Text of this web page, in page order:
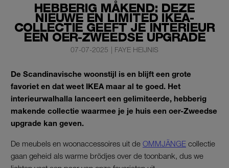
HEBBERIG MÅKEND: DEZE
NIEUWE EN LIMITED IKEA-
COLLECTIE GEEFT JE INTERIEUR
EEN OER-ZWEEDSE UPGRADE
07-07-2025 | FAYE HEIJNIS
De Scandinavische woonstijl is en blijft een grote
favoriet en dat weet IKEA maar al te goed. Het
interieurwalhalla lanceert een gelimiteerde, hebberig
makende collectie waarmee je je huis een oer-Zweedse
upgrade kan geven.
De meubels en woonaccessoires uit de OMMJÄNGE collectie
gaan geheid als warme brödjes over de toonbank, dus we